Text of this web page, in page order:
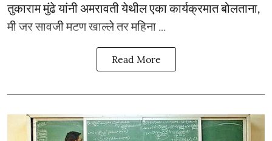
तुकाराम मुंढे यांनी अमरावती येथील एका कार्यक्रमात बोलताना,
मी जर सावजी मटण खाल्ले तर महिना ...
Read More